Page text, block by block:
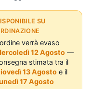
SU
verrà evaso
12 Agosto —
stimata tra il
13 Agosto e il
17 Agosto